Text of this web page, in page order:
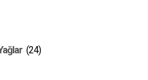
(24)